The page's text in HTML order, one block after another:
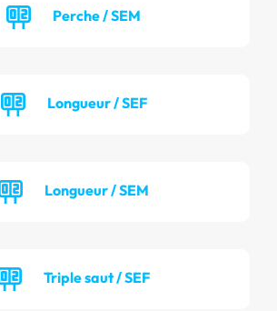
Perche / SEM
Longueur / SEF
Longueur / SEM
Triple saut / SEF